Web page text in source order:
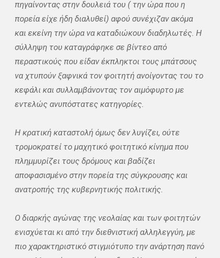
πηγαίνοντας στην δουλειά του ( την ώρα που η
πορεία είχε ήδη διαλυθεί) αφού συνέχιζαν ακόμα
και εκείνη την ώρα να καταδιώκουν διαδηλωτές. Η
σύλληψη του καταγράφηκε σε βίντεο από
περαστικούς που είδαν έκπληκτοι τους μπάτσους
να χτυπούν ξαφνικά τον φοιτητή ανοίγοντας του το
κεφάλι και συλλαμβάνοντας τον αιμόφυρτο με
εντελώς ανυπόστατες κατηγορίες.
Η κρατική καταστολή όμως δεν λυγίζει, ούτε
τρομοκρατεί το μαχητικό φοιτητικό κίνημα που
πλημμυρίζει τους δρόμους και βαδίζει
αποφασισμένο στην πορεία της σύγκρουσης και
ανατροπής της κυβερνητικής πολιτικής.
Ο διαρκής αγώνας της νεολαίας και των φοιτητών
ενισχύεται κι από την διεθνιστική αλληλεγγύη, με
πιο χαρακτηριστικό στιγμιότυπο την ανάρτηση πανό